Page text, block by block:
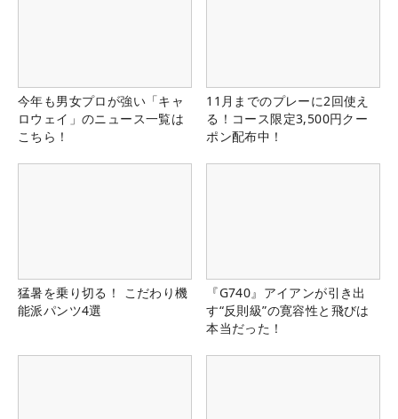
今年も男女プロが強い「キャ
ロウェイ」のニュース一覧は
こちら！
11月までのプレーに2回使え
る！コース限定3,500円クー
ポン配布中！
猛暑を乗り切る！ こだわり機
能派パンツ4選
『G740』アイアンが引き出
す“反則級”の寛容性と飛びは
本当だった！